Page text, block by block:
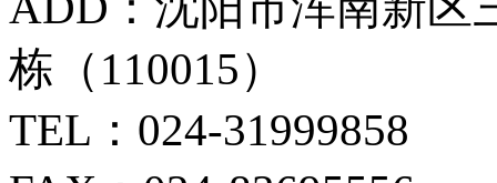
ADD：沈阳市浑南新区
栋 （110015）
TEL：024-31999858